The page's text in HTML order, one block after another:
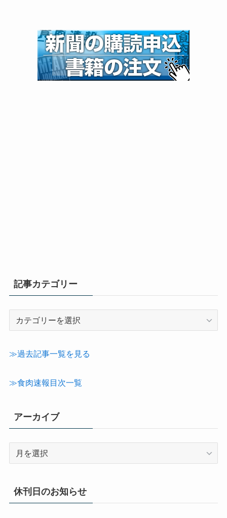
記事カテゴリー
テ
≫過去記事一覧を見る
≫食肉速報目次一覧
アーカイブ
イ
ブ
休刊日のお知らせ